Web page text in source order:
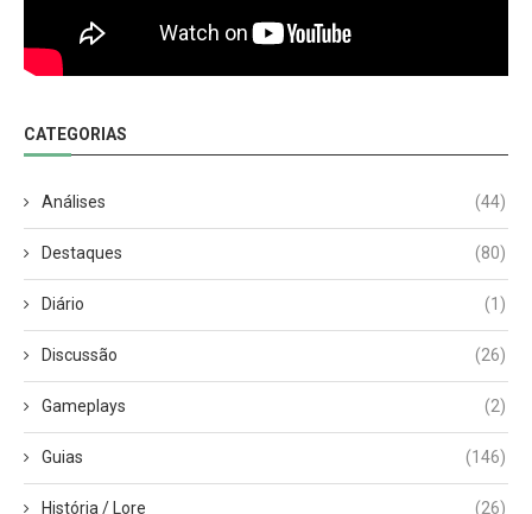
CATEGORIAS
Análises (44)
Destaques (80)
Diário (1)
Discussão (26)
Gameplays (2)
Guias (146)
História / Lore (26)